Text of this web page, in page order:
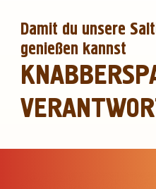
Main
navigation
UNSERE
Damit du unsere
genießen kannst